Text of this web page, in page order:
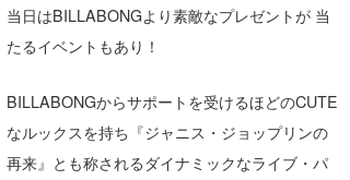
当日はBILLABONGより素敵なプレゼントが 当
たるイベントもあり！
BILLABONGからサポートを受けるほどのCUTE
なルックスを持ち『ジャニス・ジョップリンの
再来』とも称されるダイナミックなライブ・パ
大阪
四国
沖縄
サーファーズ